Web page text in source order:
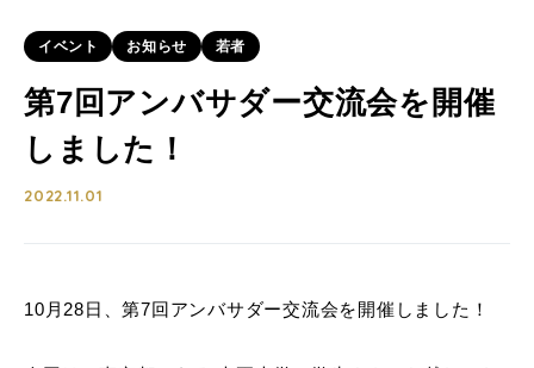
イベント お知らせ 若者
第7回アンバサダー交流会を開催
しました！
2022.11.01
10月28日、第7回アンバサダー交流会を開催しました！